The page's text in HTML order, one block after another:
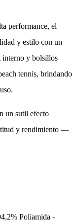
performance, el
y estilo con un
interno y bolsillos
tennis, brindando
un sutil efecto
y rendimiento —
Poliamida -